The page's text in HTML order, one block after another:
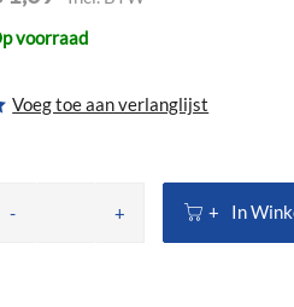
voorraad
Voeg toe aan verlanglijst
- + In